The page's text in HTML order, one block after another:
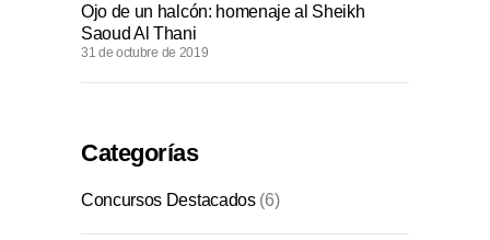
Ojo de un halcón: homenaje al Sheikh
Saoud Al Thani
31 de octubre de 2019
Categorías
Concursos Destacados(6)